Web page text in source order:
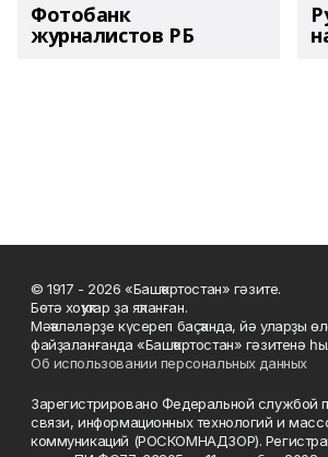
Фотобанк
журналистов РБ
© 1917 - 2026 «Башҡортостан» гәзите.
Бөтә хоҡуҡтар ҙа яҡланған.
Мәҡәләләрҙе күсереп баҫҡанда, йә уларҙы
файҙаланғанда «Башҡортостан» гәзитенә
Об использовании персональных данных
Зарегистрировано Федеральной службой
связи, информационных технологий и
коммуникаций (РОСКОМНАДЗОР).